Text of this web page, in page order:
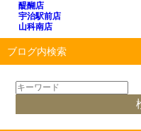
醍醐店
宇治駅前店
山科南店
ブログ内検索